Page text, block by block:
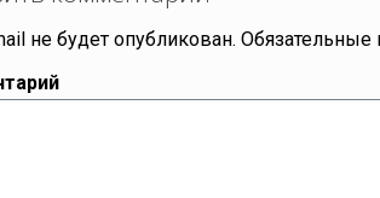
не будет опубликован.